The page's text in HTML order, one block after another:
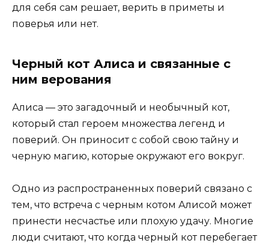
для себя сам решает, верить в приметы и
поверья или нет.
Черный кот Алиса и связанные с
ним верования
Алиса — это загадочный и необычный кот,
который стал героем множества легенд и
поверий. Он приносит с собой свою тайну и
черную магию, которые окружают его вокруг.
Одно из распространенных поверий связано с
тем, что встреча с черным котом Алисой может
принести несчастье или плохую удачу. Многие
люди считают, что когда черный кот перебегает